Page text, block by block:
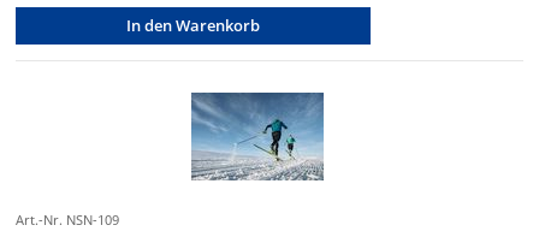
In den Warenkorb
Art.-Nr. NSN-109